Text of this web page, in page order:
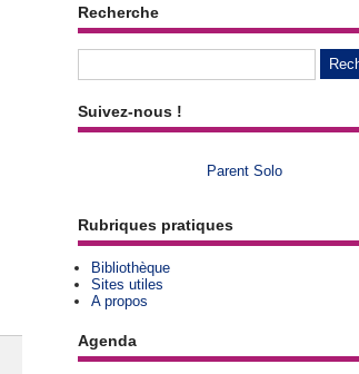
Recherche
Suivez-nous !
Parent Solo
Rubriques pratiques
Bibliothèque
Sites utiles
A propos
Agenda